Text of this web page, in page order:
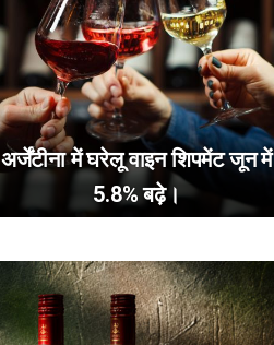
अर्जेंटीना में घरेलू वाइन शिपमेंट जून में
5.8% बढ़े।